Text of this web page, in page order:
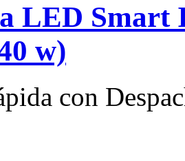
LED Smart
w)
con